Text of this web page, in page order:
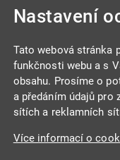
INTEGRA CENTRUM
Jabloňová 662/7
Nastavení
Tato webová stránka
funkčnosti webu a s
obsahu. Prosíme o
a předáním údajů pro
sítích a reklamních
Více informací o